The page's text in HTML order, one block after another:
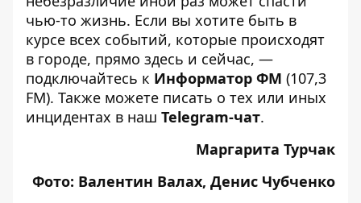
чью-то жизнь. Если вы хотите быть в
курсе всех событий, которые происходят
в городе, прямо здесь и сейчас, —
подключайтесь к Информатор ФМ (107,3
FM). Также можете писать о тех или иных
инцидентах в наш Telegram-чат.
Маргарита Турчак
Фото: Валентин Валах, Денис Чубченко